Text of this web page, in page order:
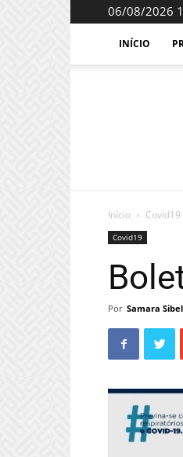
06/08/2026
INÍCIO
Início Covid19
Covid19
Por Samara